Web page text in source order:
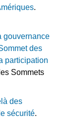
.
gouvernance
des
participation
Sommets
des
sécurité.